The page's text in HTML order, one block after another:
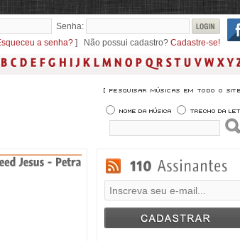
Senha:
a senha? ] Não possui cadastro? Cadastre-se!